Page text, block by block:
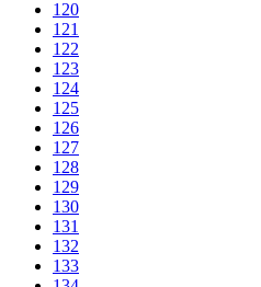
120
121
122
123
124
125
126
127
128
129
130
131
132
133